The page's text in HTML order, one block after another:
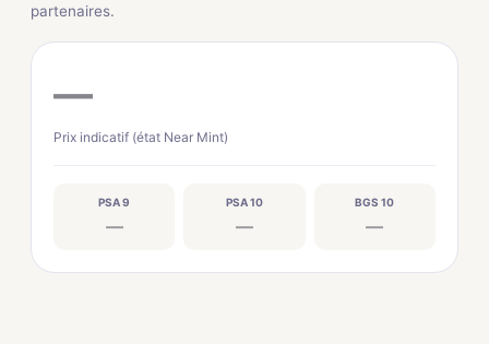
partenaires.
—
Prix indicatif (état Near Mint)
PSA 9
—
PSA 10
—
BGS 10
—